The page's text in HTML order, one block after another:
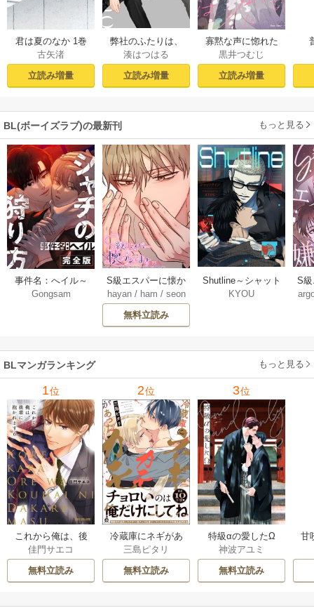
君は夏のなか 1巻
古矢渚
立読み増量
弊社のふたりは、
まだ未遂らしい。
１【コミックシー
モア限定描き下ろ
湊はつはる
立読み増量
寡黙な声に惚れた
からには【おまけ
付き電子限定版】
黒井つむじ
立読み増量
BL(ボーイズラブ)の最新刊 もっと見る
事件名：へイル～
シャチの狩り方～
Gongsam
S級エスパーに懐か
れてます【タテヨ
ミ】 75巻
hayan/ ham / seon
eedyou
無料立読み
Shutline～シャット
ライン～【タテヨ
KYOU
S
れ
BLマンガランキング もっと見る
1位
これから俺は、後
輩に抱かれます
佳門サエコ
無料立読み
2位
冷蔵庫にネギがあ
ったカモ
三島ピタリ
無料立読み
3位
特級αの愛したΩ
神波アユミ
無料立読み
甘